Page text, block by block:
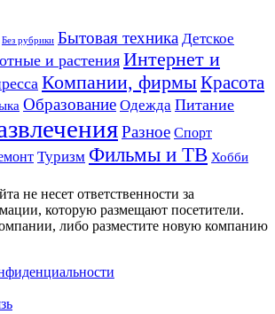
Без рубрики Бытовая техника Детское
и растения Интернет и
Компании, фирмыКрасота
Образование Одежда Питание
Разное Спорт
Туризм Фильмы и ТВ Хобби
не несет ответственности за
которую размещают посетители.
либо разместите новую компанию